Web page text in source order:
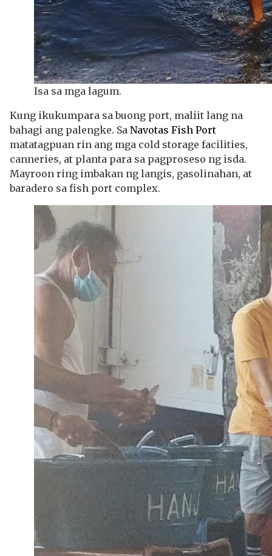
Isa sa mga lagum.
Kung ikukumpara sa buong port, maliit lang na
bahagi ang palengke. Sa Navotas Fish Port
matatagpuan rin ang mga cold storage facilities,
canneries, at planta para sa pagproseso ng isda.
Mayroon ring imbakan ng langis, gasolinahan, at
baradero sa fish port complex.